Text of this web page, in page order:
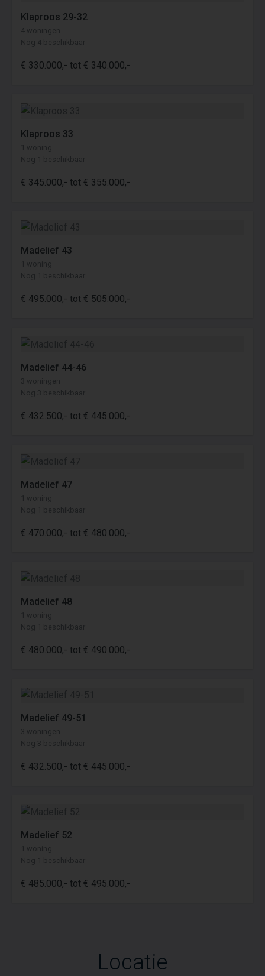
Klaproos 29-32
4 woningen
Nog 4 beschikbaar
€ 330.000,- tot € 340.000,-
Klaproos 33
1 woning
Nog 1 beschikbaar
€ 345.000,- tot € 355.000,-
Madelief 43
1 woning
Nog 1 beschikbaar
€ 495.000,- tot € 505.000,-
Madelief 44-46
3 woningen
Nog 3 beschikbaar
€ 432.500,- tot € 445.000,-
Madelief 47
1 woning
Nog 1 beschikbaar
€ 470.000,- tot € 480.000,-
Madelief 48
1 woning
Nog 1 beschikbaar
€ 480.000,- tot € 490.000,-
Madelief 49-51
3 woningen
Nog 3 beschikbaar
€ 432.500,- tot € 445.000,-
Madelief 52
1 woning
Nog 1 beschikbaar
€ 485.000,- tot € 495.000,-
Locatie